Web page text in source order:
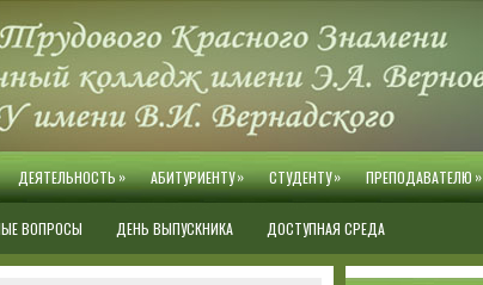
ДЕЯТЕЛЬНОСТЬ» АБИТУРИЕНТУ» СТУДЕНТУ» ПРЕПОДАВАТЕЛЮ»
ВОПРОСЫ ДЕНЬ ВЫПУСКНИКА ДОСТУПНАЯ СРЕДА